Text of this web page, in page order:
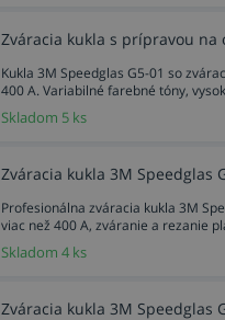
Zváracia kukla s prípravou na
Kukla 3M Speedglas G5-01 so
400 A. Variabilné farebné tóny,
Skladom 5 ks
Zváracia kukla 3M Speedglas
Profesionálna zváracia kukla 3M
viac než 400 A, zváranie a rezanie
Skladom 4 ks
Zváracia kukla 3M Speedglas